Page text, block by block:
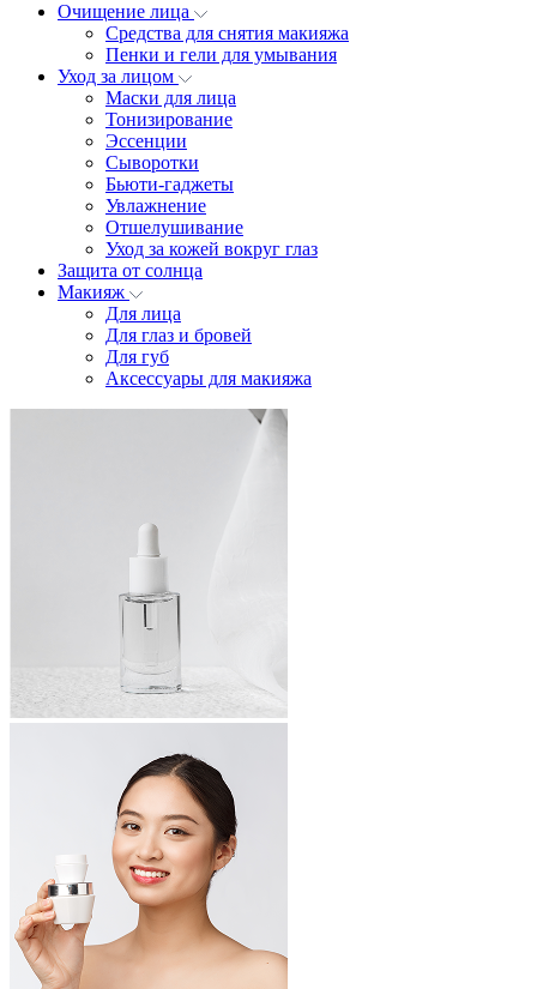
Очищение лица
Средства для снятия макияжа
Пенки и гели для умывания
Уход за лицом
Маски для лица
Тонизирование
Эссенции
Сыворотки
Бьюти-гаджеты
Увлажнение
Отшелушивание
Уход за кожей вокруг глаз
Защита от солнца
Макияж
Для лица
Для глаз и бровей
Для губ
Аксессуары для макияжа